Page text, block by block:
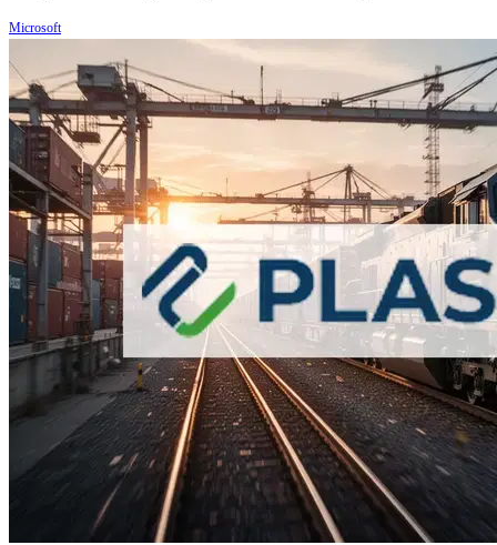
Microsoft